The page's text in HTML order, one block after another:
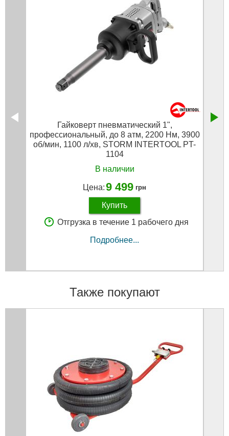
Гайковерт пневматический 1",
профессиональный, до 8 атм, 2200 Нм, 3900
об/мин, 1100 л/хв, STORM INTERTOOL PT-
1104
В наличии
Цена:9 499 грн
Купить
Отгрузка в течение 1 рабочего дня
Подробнее...
Также покупают